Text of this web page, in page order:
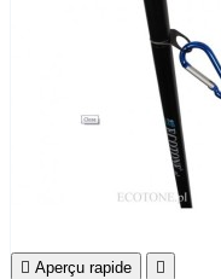
 Aperçu rapide 